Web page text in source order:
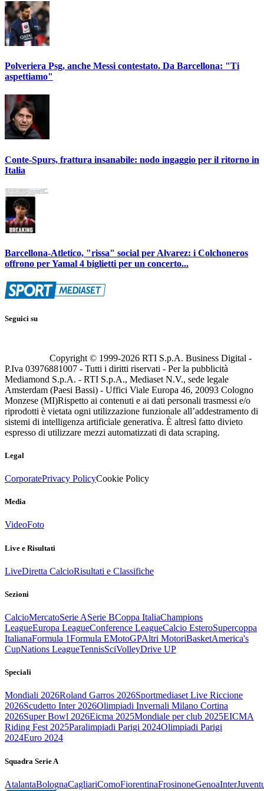
Polveriera Psg, anche Messi contestato. Da Barcellona: "Ti
aspettiamo"
Conte-Spurs, frattura insanabile: nodo ingaggio per il ritorno in
Italia
Barcellona-Atletico, "rissa" social per Alvarez: i Colchoneros
offrono per Yamal 4 biglietti per un concerto...
Seguici su
Copyright © 1999-2026 RTI S.p.A. Business Digital -
P.Iva 03976881007 - Tutti i diritti riservati - Per la pubblicità
Mediamond S.p.A. - RTI S.p.A., Mediaset N.V., sede legale
Amsterdam (Paesi Bassi) - Uffici Viale Europa 46, 20093 Cologno
Monzese (MI)Rispetto ai contenuti e ai dati personali trasmessi e/o
riprodotti è vietata ogni utilizzazione funzionale all’addestramento di
sistemi di intelligenza artificiale generativa. È altresì fatto divieto
espresso di utilizzare mezzi automatizzati di data scraping.
Legal
CorporatePrivacy PolicyCookie Policy
Media
VideoFoto
Live e Risultati
LiveDiretta CalcioRisultati e Classifiche
Sezioni
CalcioMercatoSerie ASerie BCoppa ItaliaChampions
LeagueEuropa LeagueConference LeagueCalcio EsteroSupercoppa
ItalianaFormula 1Formula EMotoGPAltri MotoriBasketAmerica's
CupNations LeagueTennisSciVolleyDrive UP
Speciali
Mondiali 2026Roland Garros 2026Sportmediaset Live Riccione
2026Scudetto Inter 2026Olimpiadi Invernali Milano Cortina
2026Super Bowl 2026Eicma 2025Mondiale per club 2025EICMA
Riding Fest 2025Paralimpiadi Parigi 2024Olimpiadi Parigi
2024Euro 2024
Squadra Serie A
AtalantaBolognaCagliariComoFiorentinaFrosinoneGenoaInter